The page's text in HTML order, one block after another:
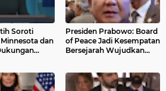
Soroti
dan
Presiden Prabowo: Board
of Peace Jadi Kesempatan
Bersejarah Wujudkan